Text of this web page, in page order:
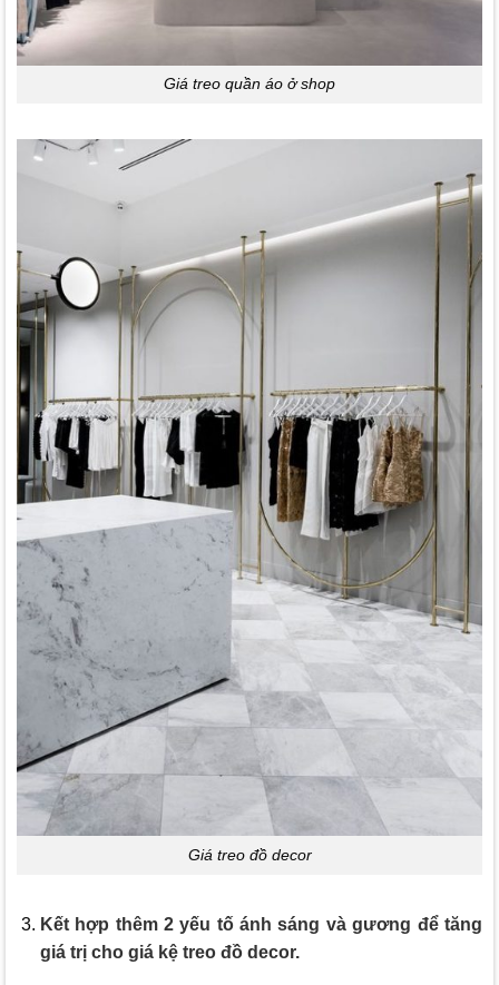
Giá treo quần áo ở shop
Giá treo đồ decor
Kết hợp thêm 2 yếu tố ánh sáng và gương để tăng
giá trị cho giá kệ treo đồ decor.